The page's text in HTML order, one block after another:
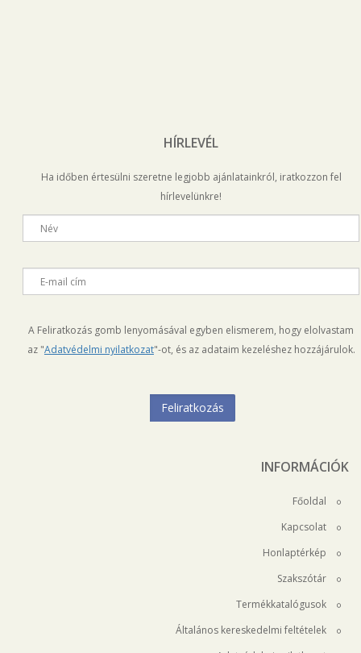
HÍRLEVÉL
Ha időben értesülni szeretne legjobb ajánlatainkról, iratkozzon fel
hírlevelünkre!
Név
E-mail cím
A Feliratkozás gomb lenyomásával egyben elismerem, hogy elolvastam
az "Adatvédelmi nyilatkozat"-ot, és az adataim kezeléshez hozzájárulok.
INFORMÁCIÓK
Főoldal
Kapcsolat
Honlaptérkép
Szakszótár
Termékkatalógusok
Általános kereskedelmi feltételek